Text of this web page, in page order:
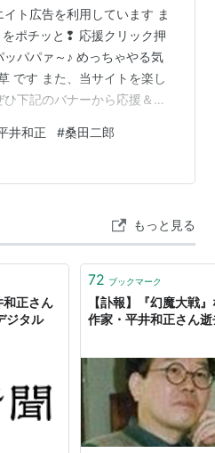
に高橋留美子、まつもと泉が
タミンCの効能を世に広める
をもつキャラクターをよく出
イ』シリーズ
ズ
幻魔大戦』シリーズ
』シリーズ
ト広告を利用しています ま
ポチッと❢ 応援クリック押
パパァ～♪ めっちゃやる気
です また、当サイトを楽し
下記のバナーから応援＆フ
イトマン 概 要 キャスト（声
り に ご 挨 拶 万 屋 掲 示 板
ハッシュタグ（IN POINT）
井和正 #桑田二郎
もっと見る
正さん
ジタル
72 ブックマーク
【訃報】『幻魔大戦
作家・平井和正さん